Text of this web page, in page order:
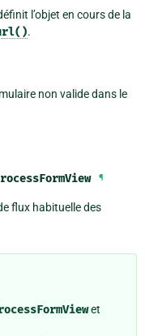
l’objet en cours de la
.
non valide dans le
¶
flux habituelle des
et